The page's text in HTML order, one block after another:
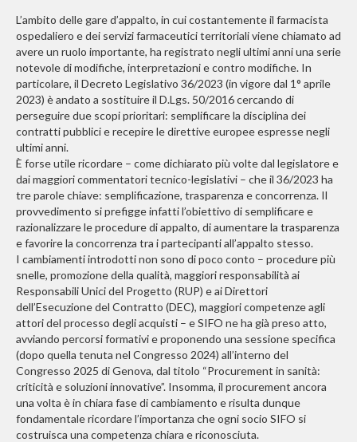
L’ambito delle gare d’appalto, in cui costantemente il farmacista
ospedaliero e dei servizi farmaceutici territoriali viene chiamato ad
avere un ruolo importante, ha registrato negli ultimi anni una serie
notevole di modifiche, interpretazioni e contro modifiche. In
particolare, il Decreto Legislativo 36/2023 (in vigore dal 1° aprile
2023) è andato a sostituire il D.Lgs. 50/2016 cercando di
perseguire due scopi prioritari: semplificare la disciplina dei
contratti pubblici e recepire le direttive europee espresse negli
ultimi anni.
È forse utile ricordare – come dichiarato più volte dal legislatore e
dai maggiori commentatori tecnico-legislativi – che il 36/2023 ha
tre parole chiave: semplificazione, trasparenza e concorrenza. Il
provvedimento si prefigge infatti l’obiettivo di semplificare e
razionalizzare le procedure di appalto, di aumentare la trasparenza
e favorire la concorrenza tra i partecipanti all’appalto stesso.
I cambiamenti introdotti non sono di poco conto – procedure più
snelle, promozione della qualità, maggiori responsabilità ai
Responsabili Unici del Progetto (RUP) e ai Direttori
dell’Esecuzione del Contratto (DEC), maggiori competenze agli
attori del processo degli acquisti – e SIFO ne ha già preso atto,
avviando percorsi formativi e proponendo una sessione specifica
(dopo quella tenuta nel Congresso 2024) all’interno del
Congresso 2025 di Genova, dal titolo “Procurement in sanità:
criticità e soluzioni innovative”. Insomma, il procurement ancora
una volta è in chiara fase di cambiamento e risulta dunque
fondamentale ricordare l’importanza che ogni socio SIFO si
costruisca una competenza chiara e riconosciuta.